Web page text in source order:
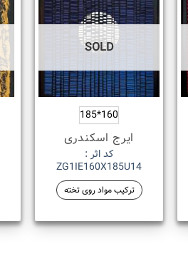
SOLD
160*185
ایرج اسکندری
کد اثر :
ZG1IE160X185U14
ترکیب مواد روی تخته